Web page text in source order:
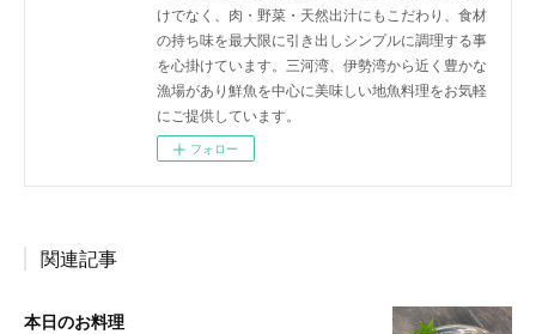
けでなく、肉・野菜・天然出汁にもこだわり、食材
の持ち味を最大限に引き出しシンプルに調理する事
を心掛けています。三河湾、伊勢湾から近く豊かな
漁場があり鮮魚を中心に美味しい地魚料理をお気軽
にご提供しています。
フォロー
関連記事
本日のお料理